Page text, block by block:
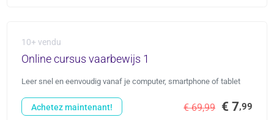
10+ vendu
Online cursus vaarbewijs 1
Leer snel en eenvoudig vanaf je computer, smartphone of tablet
€ 69,99 € 7,99
Achetez maintenant!